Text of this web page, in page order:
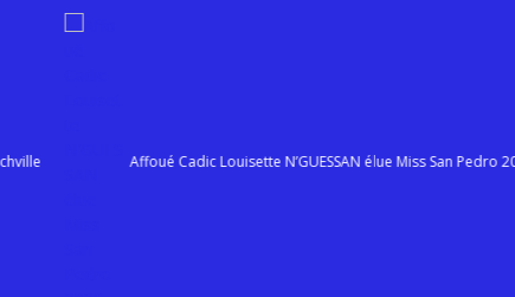
Affoué Cadic Louisette N’GUESSAN élue Miss San Pedro 2026